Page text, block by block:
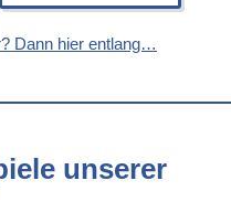
Dann hier entlang…
unserer